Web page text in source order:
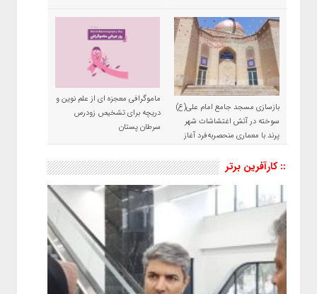
بازسازی مسجد جامع امام علی(ع)
سوخته در آتش اغتشاشات شهر
پرند با معماری منحصربه‌فرد آغاز
ماموگرافی معجزه ای از علم نوین و
دریچه برای تشخیص زودرس
سرطان پستان
:: کارآفرین برتر